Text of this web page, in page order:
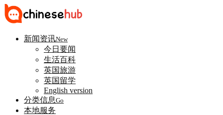
新闻资讯New
今日要闻
生活百科
英国旅游
英国留学
English version
分类信息Go
本地服务